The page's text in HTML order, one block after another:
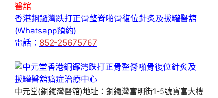
醫舘
香港銅鑼灣跌打正骨整脊啪骨復位針炙及拔罐醫舘
(Whatsapp預約)
電話： 852-25675767
中元堂(銅鑼灣醫舘)地址：銅鑼灣富明街1-5號寶富大樓